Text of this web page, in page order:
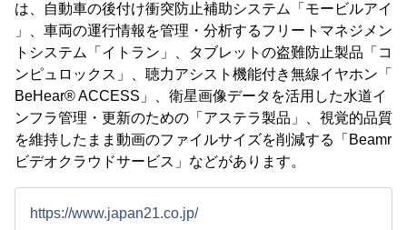
は、自動車の後付け衝突防止補助システム「モービルアイ
」、車両の運行情報を管理・分析するフリートマネジメン
トシステム「イトラン」、タブレットの盗難防止製品「コ
ンピュロックス」、聴力アシスト機能付き無線イヤホン「
BeHear® ACCESS」、衛星画像データを活用した水道イ
ンフラ管理・更新のための「アステラ製品」、視覚的品質
を維持したまま動画のファイルサイズを削減する「Beamr
ビデオクラウドサービス」などがあります。
https://www.japan21.co.jp/